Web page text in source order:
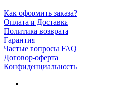
Как оформить заказа?
Оплата и Доставка
Политика возврата
Гарантия
Частые вопросы FAQ
Договор-оферта
Конфиденциальность